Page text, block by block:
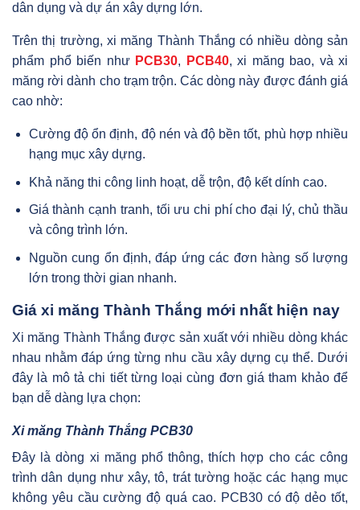
dân dụng và dự án xây dựng lớn.
Trên thị trường, xi măng Thành Thắng có nhiều dòng sản
phẩm phổ biến như PCB30, PCB40, xi măng bao, và xi
măng rời dành cho trạm trộn. Các dòng này được đánh giá
cao nhờ:
Cường độ ổn định, độ nén và độ bền tốt, phù hợp nhiều
hạng mục xây dựng.
Khả năng thi công linh hoạt, dễ trộn, độ kết dính cao.
Giá thành cạnh tranh, tối ưu chi phí cho đại lý, chủ thầu
và công trình lớn.
Nguồn cung ổn định, đáp ứng các đơn hàng số lượng
lớn trong thời gian nhanh.
Giá xi măng Thành Thắng mới nhất hiện nay
Xi măng Thành Thắng được sản xuất với nhiều dòng khác
nhau nhằm đáp ứng từng nhu cầu xây dựng cụ thể. Dưới
đây là mô tả chi tiết từng loại cùng đơn giá tham khảo để
bạn dễ dàng lựa chọn:
Xi măng Thành Thắng PCB30
Đây là dòng xi măng phổ thông, thích hợp cho các công
trình dân dụng như xây, tô, trát tường hoặc các hạng mục
không yêu cầu cường độ quá cao. PCB30 có độ dẻo tốt,